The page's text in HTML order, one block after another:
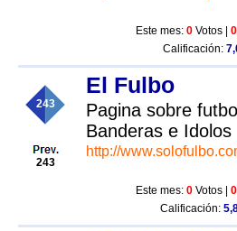
Este mes: 0 Votos | 0
Calificación:
243
243
El Fulbo
Pagina sobre
Banderas e Idolos
http://
Este mes: 0 Votos | 0
Calificación: